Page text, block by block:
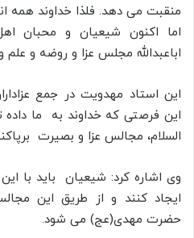
منقبت می دهد. فلذا خداوند همه
اما اکنون شیعیان و محبان
اباعبدالله مجلس عزا و روضه و
این استاد مهدویت در جمع
این فرصتی که خداوند به ما داده
السلام، مجالس عزا و بصیرت
وی اشاره کرد: شیعیان باید با
ایجاد کنند و از طریق این
حضرت مهدی(عج) می شود.